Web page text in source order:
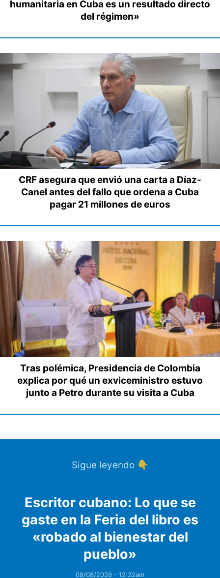
humanitaria en Cuba es un resultado directo
del régimen»
CRF asegura que envió una carta a Díaz-
Canel antes del fallo que ordena a Cuba
pagar 21 millones de euros
Tras polémica, Presidencia de Colombia
explica por qué un exviceministro estuvo
junto a Petro durante su visita a Cuba
Sigue leyendo 👇